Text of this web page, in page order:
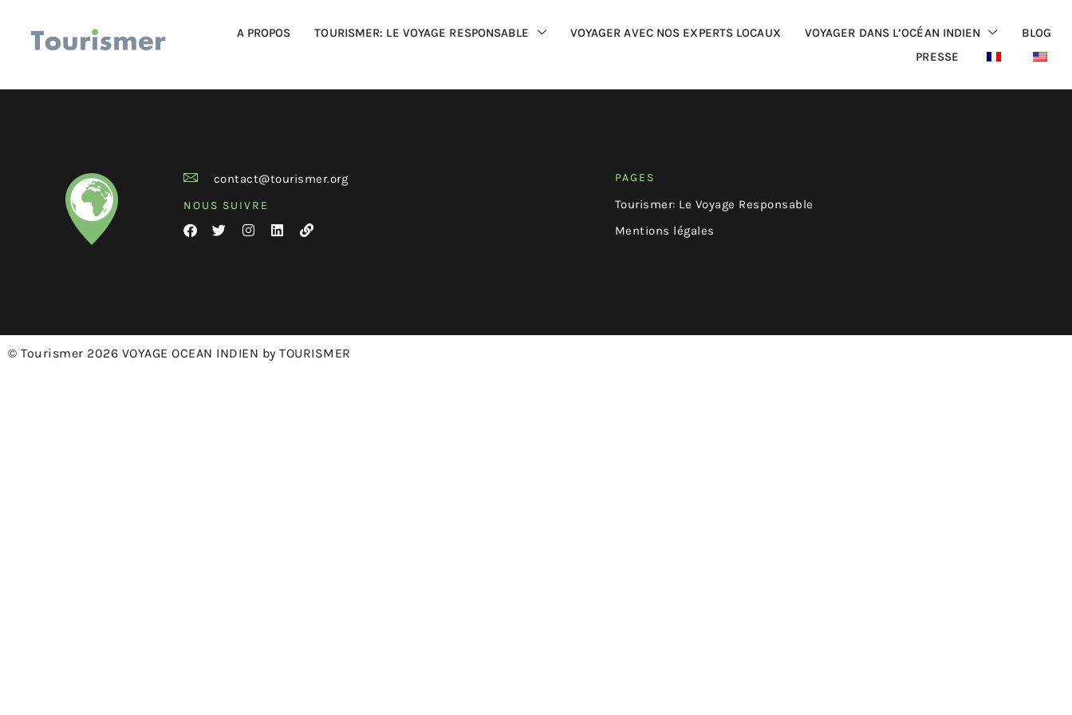
A PROPOS TOURISMER: LE VOYAGE RESPONSABLE VOYAGER AVEC NOS EXPERTS LOCAUX VOYAGER DANS L’OCÉAN INDIEN
BLOG
PRESSE
contact@tourismer.org
NOUS SUIVRE
PAGES
Tourismer: Le Voyage Responsable
Mentions légales
© Tourismer 2026 VOYAGE OCEAN INDIEN by TOURISMER